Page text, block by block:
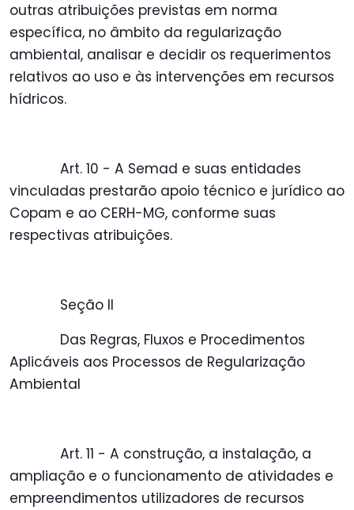
outras atribuições previstas em norma
específica, no âmbito da regularização
ambiental, analisar e decidir os requerimentos
relativos ao uso e às intervenções em recursos
hídricos.
Art. 10 - A Semad e suas entidades
vinculadas prestarão apoio técnico e jurídico ao
Copam e ao CERH-MG, conforme suas
respectivas atribuições.
Seção II
Das Regras, Fluxos e Procedimentos
Aplicáveis aos Processos de Regularização
Ambiental
Art. 11 - A construção, a instalação, a
ampliação e o funcionamento de atividades e
empreendimentos utilizadores de recursos